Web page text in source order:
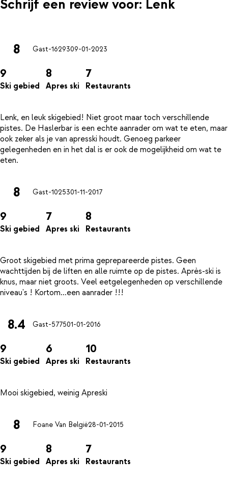
Schrijf een review voor: Lenk
8 Gast-1629309-01-2023
9
Ski gebied
8
Apres ski
7
Restaurants
Lenk, en leuk skigebied! Niet groot maar toch verschillende
pistes. De Haslerbar is een echte aanrader om wat te eten, maar
ook zeker als je van apresski houdt. Genoeg parkeer
gelegenheden en in het dal is er ook de mogelijkheid om wat te
8 Gast-1025301-11-2017
9
Ski gebied
7
Apres ski
8
Restaurants
Groot skigebied met prima geprepareerde pistes. Geen
wachttijden bij de liften en alle ruimte op de pistes. Après-ski is
knus, maar niet groots. Veel eetgelegenheden op verschillende
8.4 Gast-577501-01-2016
9
Ski gebied
6
Apres ski
10
Restaurants
8 Foane Van België28-01-2015
9
Ski gebied
8
Apres ski
7
Restaurants